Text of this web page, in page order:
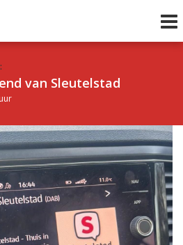
van Sleutelstad
uur 1 van 0 Volgend uur